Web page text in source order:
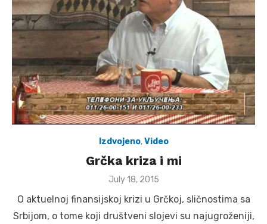
Izdvojeno,Video
Grčka kriza i mi
Posted
July 18, 2015
O aktuelnoj finansijskoj krizi u Grčkoj, sličnostima sa
Srbijom, o tome koji društveni slojevi su najugroženiji,